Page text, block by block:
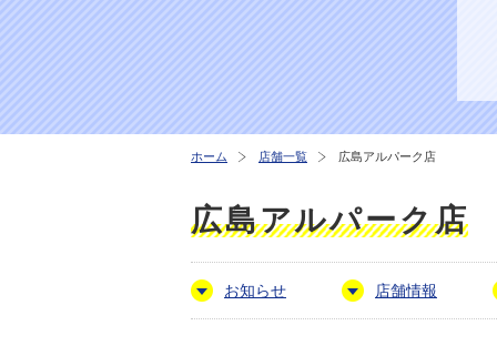
ホーム 店舗一覧 広島アルパーク店
広島アルパーク店
お知らせ 店舗情報